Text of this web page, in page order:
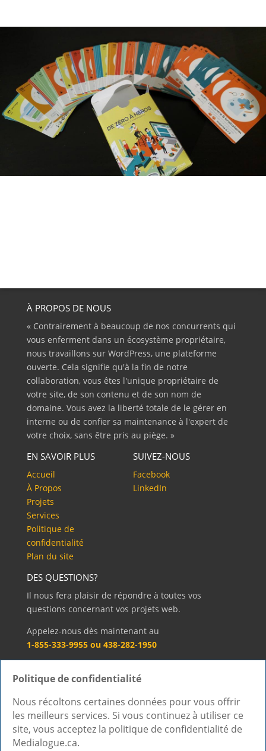
À PROPOS DE NOUS
« Contrairement à beaucoup de nos concurrents qui
vous enferment dans un écosystème propriétaire,
nous travaillons sur WordPress, une plateforme
ouverte. Cela signifie qu'à la fin de notre
collaboration, vous êtes l'unique propriétaire de
votre site, de son contenu et de son nom de
domaine. Vous avez la liberté totale de le gérer en
interne ou de confier sa maintenance à l'expert de
votre choix, sans être pris au piège. »
EN SAVOIR PLUS
Accueil
À Propos
Projets
Services
Politique de
confidentialité
Plan du site
SUIVEZ-NOUS
Facebook
LinkedIn
DES QUESTIONS?
Il nous fera plaisir de répondre à toutes vos
questions concernant vos projets web.
Appelez-nous dès maintenant au
1-855-333-9955 ou 438-282-1950
Accueil À Propos Projets
Services
Politique de confidentialité
Plan du site
Politique de confidentialité
Nous récoltons certaines données pour vous offrir
les meilleurs services. Si vous continuez à utiliser ce
site, vous acceptez la politique de confidentialité de
Medialogue.ca.